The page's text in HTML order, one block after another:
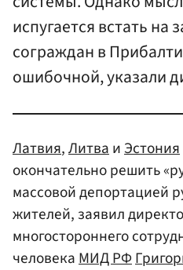
испугается встать на
сограждан в
ошибочной, указали
Латвия,Литва иЭстония
окончательно решить
массовой депортацией
жителей, заявил
многостороннего
человека МИДРФ